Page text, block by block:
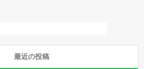
最近の投稿